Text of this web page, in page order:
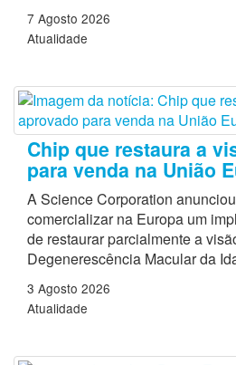
7 Agosto 2026
Atualidade
Chip que restaura a
para venda na União
A Science Corporation
comercializar na Europa um
de restaurar parcialmente a
Degenerescência Macular da
3 Agosto 2026
Atualidade